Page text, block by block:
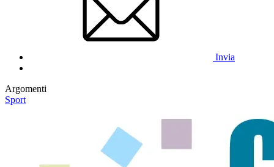
Invia
Argomenti
Sport